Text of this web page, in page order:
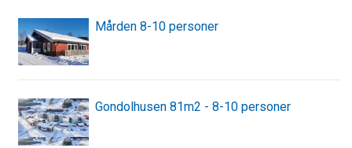
Mården 8-10 personer
Gondolhusen 81m2 - 8-10 personer